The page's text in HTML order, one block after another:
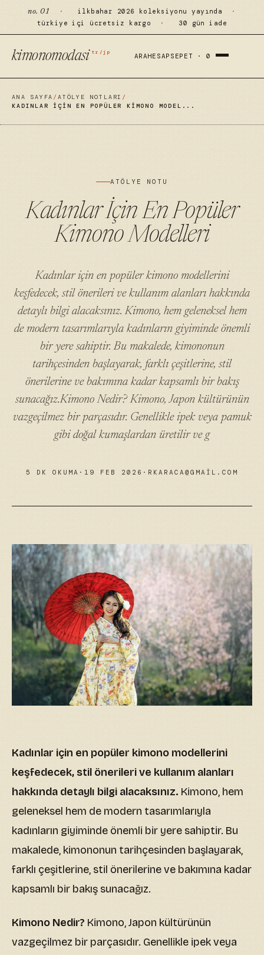
no. 01 · ilkbahar 2026 koleksiyonu yayında
·
türkiye içi ücretsiz kargo
· 30 gün iade
kimonomodasi tr/jp
ARAHESAP SEPET ·0
ANA SAYFA /ATÖLYE NOTLARI /
KADINLAR İÇIN EN POPÜLER KIMONO MODEL...
ATÖLYE NOTU
Kadınlar İçin En Popüler
Kimono Modelleri
Kadınlar için en popüler kimono modellerini
keşfedecek, stil önerileri ve kullanım alanları hakkında
detaylı bilgi alacaksınız. Kimono, hem geleneksel hem
de modern tasarımlarıyla kadınların giyiminde önemli
bir yere sahiptir. Bu makalede, kimononun
tarihçesinden başlayarak, farklı çeşitlerine, stil
önerilerine ve bakımına kadar kapsamlı bir bakış
sunacağız.Kimono Nedir? Kimono, Japon kültürünün
vazgeçilmez bir parçasıdır. Genellikle ipek veya pamuk
gibi doğal kumaşlardan üretilir ve g
5 DK OKUMA · 19 FEB 2026 · RKARACA@GMAIL.COM
Kadınlar için en popüler kimono modellerini
keşfedecek, stil önerileri ve kullanım alanları
hakkında detaylı bilgi alacaksınız. Kimono, hem
geleneksel hem de modern tasarımlarıyla
kadınların giyiminde önemli bir yere sahiptir. Bu
makalede, kimononun tarihçesinden başlayarak,
farklı çeşitlerine, stil önerilerine ve bakımına kadar
kapsamlı bir bakış sunacağız.
Kimono Nedir? Kimono, Japon kültürünün
vazgeçilmez bir parçasıdır. Genellikle ipek veya